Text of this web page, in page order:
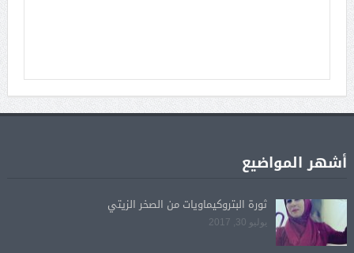
أشهر المواضيع
ثورة البتروكيماويات من الصخر الزيتي
يوليو 30, 2017